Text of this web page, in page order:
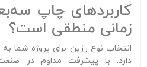
کاربردهای چاپ
زمانی منطقی است؟
انتخاب نوع رزین برای پروژه شما